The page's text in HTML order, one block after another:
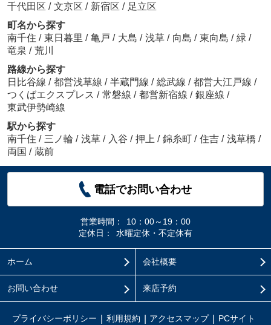
千代田区 / 文京区 / 新宿区 / 足立区
町名から探す
南千住 / 東日暮里 / 亀戸 / 大島 / 浅草 / 向島 / 東向島 / 緑 /
竜泉 / 荒川
路線から探す
日比谷線 / 都営浅草線 / 半蔵門線 / 総武線 / 都営大江戸線 /
つくばエクスプレス / 常磐線 / 都営新宿線 / 銀座線 /
東武伊勢崎線
駅から探す
南千住 / 三ノ輪 / 浅草 / 入谷 / 押上 / 錦糸町 / 住吉 / 浅草橋 /
両国 / 蔵前
電話でお問い合わせ
営業時間：
10：00～19：00
定休日：
水曜定休・不定休有
ホーム 会社概要
お問い合わせ 来店予約
プライバシーポリシー 利用規約 アクセスマップ PCサイト